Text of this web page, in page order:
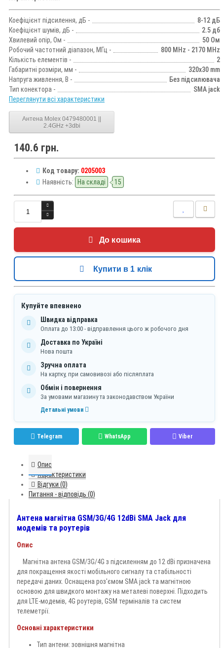
Коефіцієнт підсилення, дБ -
8-12 дБ
Коефіцієнт шумів, дБ -
2.5 дб
Хвилевий опір, Ом -
50 Ом
Робочий частотний діапазон, МГц -
800 MHz - 2170 MHz
Кількість елементів -
2
Габаритні розміри, мм -
320х30 mm
Напруга живлення, В -
Без підсилювача
Тип конектора -
SMA jack
Переглянути всі характеристики
Антена Molex 0479480001 ||
2.4GHz +3dbi
140.6 грн.
Код товару: 0205003
Наявність:
На складі 15
До кошика
Купити в 1 клік
Купуйте впевнено
Швидка відправка
Оплата до 13:00 - відправлення цього ж робочого дня
Доставка по Україні
Нова пошта
Зручна оплата
На картку, при самовивозі або післяплата
Обмін і повернення
За умовами магазину та законодавством України
Детальні умови
Telegram WhatsApp Viber
Опис
Характеристики
Відгуки (0)
Питання - відповідь (0)
Антена магнітна GSM/3G/4G 12dBi SMA Jack для
модемів та роутерів
Опис
Магнітна антена GSM/3G/4G з підсиленням до 12 dBi призначена
для покращення якості мобільного сигналу та стабільності
передачі даних. Оснащена роз'ємом SMA jack та магнітною
основою для швидкого монтажу на металеві поверхні. Підходить
для LTE-модемів, 4G роутерів, GSM терміналів та систем
телеметрії.
Основні характеристики
Тип антени: зовнішня магнітна